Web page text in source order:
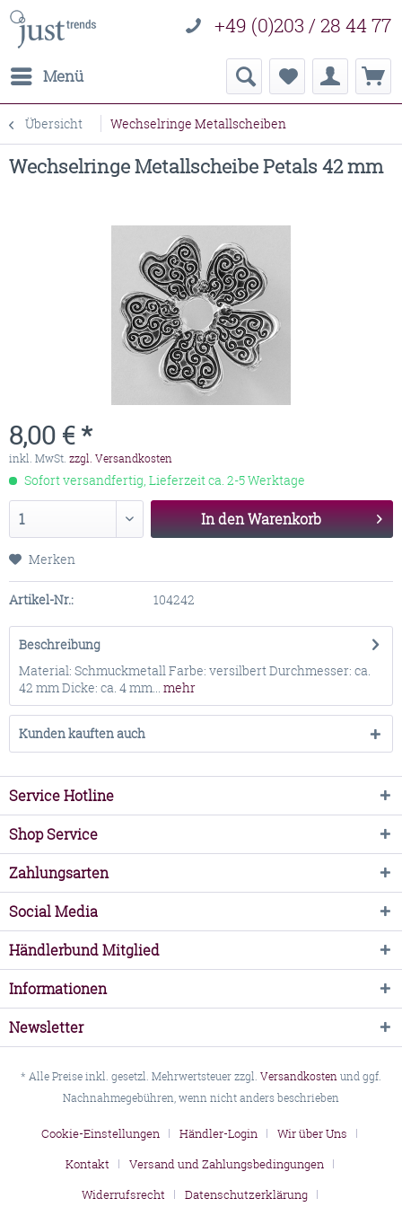
+49 (0)203 / 28 44 77
Menü
Übersicht Wechselringe Metallscheiben
Wechselringe Metallscheibe Petals 42 mm
8,00 € *
inkl. MwSt. zzgl. Versandkosten
Sofort versandfertig, Lieferzeit ca. 2-5 Werktage
In denWarenkorb
Merken
Artikel-Nr.: 104242
Beschreibung
Material: Schmuckmetall Farbe: versilbert Durchmesser: ca.
42 mm Dicke: ca. 4 mm... mehr
Kunden kauften auch
Service Hotline
Shop Service
Zahlungsarten
Social Media
Händlerbund Mitglied
Informationen
Newsletter
* Alle Preise inkl. gesetzl. Mehrwertsteuer zzgl. Versandkostenund ggf.
Nachnahmegebühren, wenn nicht anders beschrieben
Cookie-Einstellungen Händler-Login
Wir über Uns
Kontakt
Versand und Zahlungsbedingungen
Widerrufsrecht
Datenschutzerklärung